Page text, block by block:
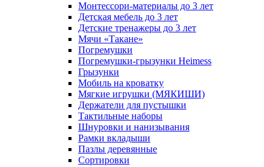
Монтессори-материалы до 3 лет
Детская мебель до 3 лет
Детские тренажеры до 3 лет
Мячи «Такане»
Погремушки
Погремушки-грызунки Heimess
Грызунки
Мобиль на кроватку
Мягкие игрушки (МЯКИШИ)
Держатели для пустышки
Тактильные наборы
Шнуровки и нанизывания
Рамки вкладыши
Пазлы деревянные
Сортировки